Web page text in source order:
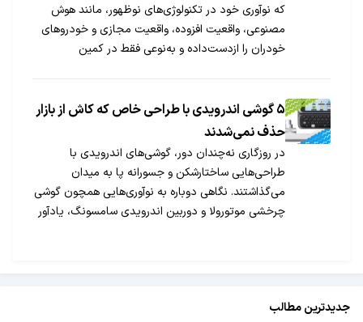
که نوآوری خود در تکنولوژی‌های نوظهور، مانند هوش
مصنوعی، واقعیت افزوده، واقعیت مجازی و خودروهای
خودران را ازدست‌داده و به‌نوعی فقط در کمین
۵ گوشی اندرویدی با طراحی خاص که کاش از بازار
حذف نمی‌شدند
در روزگاری نه‌چندان دور، گوشی‌های اندرویدی با
طراحی‌هایی ساختارشکن و جسورانه پا به میدان
می‌گذاشتند. نگاهی دوباره به نوآوری‌هایی همچون گوشی
چرخشی موتورولا و دوربین اندرویدی سامسونگ، یادآور
جدیدترین مطالب